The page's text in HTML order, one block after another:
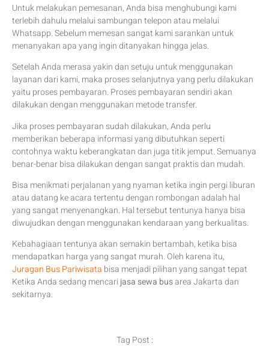
Untuk melakukan pemesanan, Anda bisa menghubungi kami
terlebih dahulu melalui sambungan telepon atau melalui
Whatsapp. Sebelum memesan sangat kami sarankan untuk
menanyakan apa yang ingin ditanyakan hingga jelas.
Setelah Anda merasa yakin dan setuju untuk menggunakan
layanan dari kami, maka proses selanjutnya yang perlu dilakukan
yaitu proses pembayaran. Proses pembayaran sendiri akan
dilakukan dengan menggunakan metode transfer.
Jika proses pembayaran sudah dilakukan, Anda perlu
memberikan beberapa informasi yang dibutuhkan seperti
contohnya waktu keberangkatan dan juga titik jemput. Semuanya
benar-benar bisa dilakukan dengan sangat praktis dan mudah.
Bisa menikmati perjalanan yang nyaman ketika ingin pergi liburan
atau datang ke acara tertentu dengan rombongan adalah hal
yang sangat menyenangkan. Hal tersebut tentunya hanya bisa
diwujudkan dengan menggunakan kendaraan yang berkualitas.
Kebahagiaan tentunya akan semakin bertambah, ketika bisa
mendapatkan harga yang sangat murah. Oleh karena itu,
Juragan Bus Pariwisata bisa menjadi pilihan yang sangat tepat
Ketika Anda sedang mencarijasa sewa busarea Jakarta dan
sekitarnya.
Tag Post :